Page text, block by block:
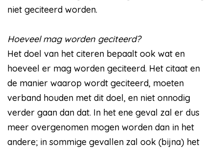
niet geciteerd worden.
Hoeveel mag worden geciteerd?
Het doel van het citeren bepaalt ook wat en
hoeveel er mag worden geciteerd. Het citaat en
de manier waarop wordt geciteerd, moeten
verband houden met dit doel, en niet onnodig
verder gaan dan dat. In het ene geval zal er dus
meer overgenomen mogen worden dan in het
andere; in sommige gevallen zal ook (bijna) het